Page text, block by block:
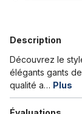
Description
Découvrez le
élégants gants
qualité a… Plus